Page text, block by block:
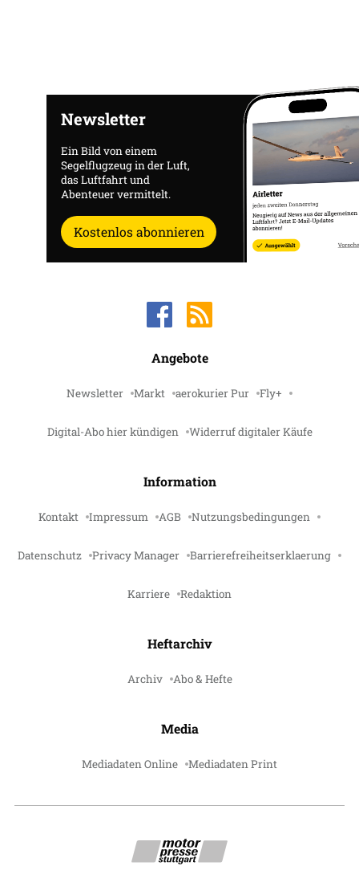
Newsletter
Ein Bild von einem
Segelflugzeug in der Luft,
das Luftfahrt und
Abenteuer vermittelt.
Kostenlos abonnieren
Angebote
Newsletter Markt aerokurier Pur Fly+
Digital-Abo hier kündigen Widerruf digitaler Käufe
Information
Kontakt Impressum AGB Nutzungsbedingungen
Datenschutz Privacy Manager Barrierefreiheitserklaerung
Karriere Redaktion
Heftarchiv
Archiv Abo & Hefte
Media
Mediadaten Online Mediadaten Print